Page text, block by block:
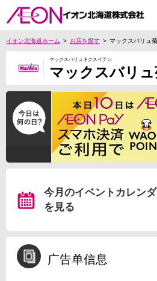
イオン北海道ホーム お店を探す マックスバリュ
マックスバリュキクスイテン
マックスバリ
今月のイベントカレン
を見る
广告单信息